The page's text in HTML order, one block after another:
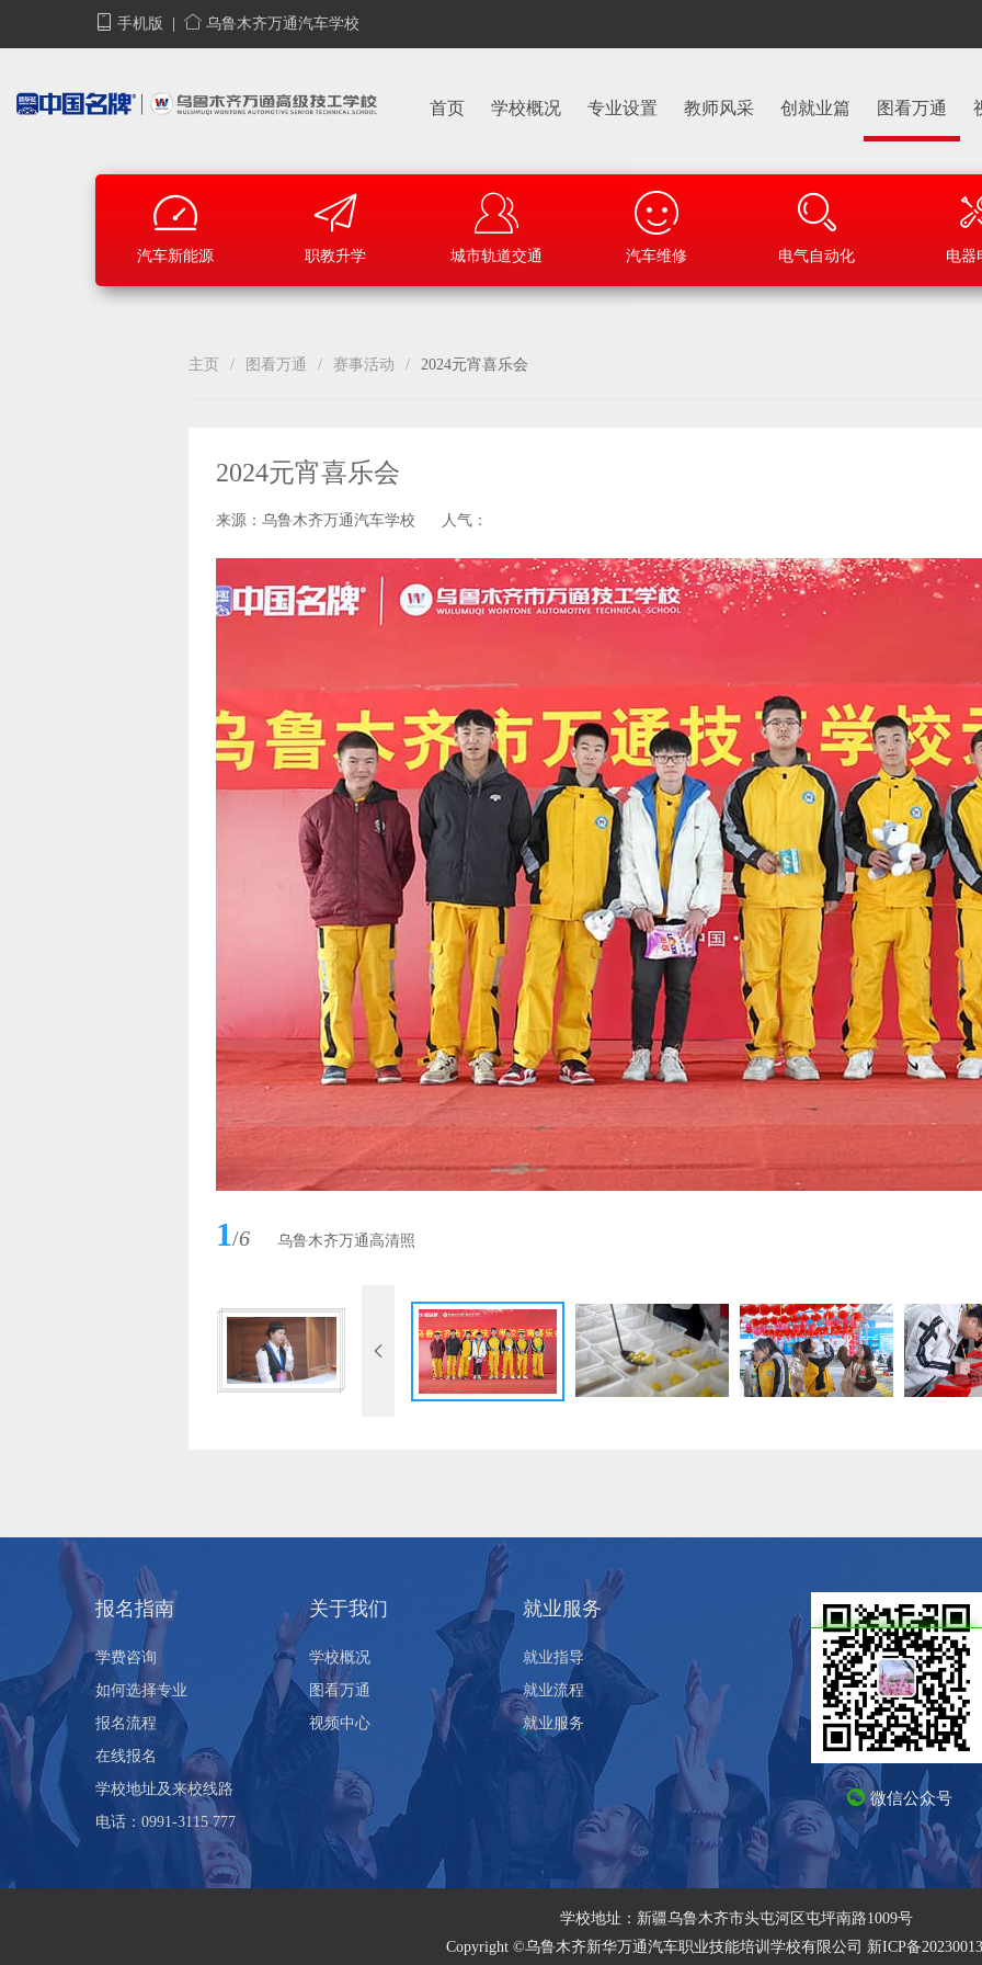
手机版 乌鲁木齐万通汽车学校
首页 学校概况 专业设置 教师风采 创就业篇 图看万通
汽车新能源 职教升学 城市轨道交通 汽车维修 电气自动化 电器
主页 / 图看万通 / 赛事活动 / 2024元宵喜乐会
2024元宵喜乐会
来源：乌鲁木齐万通汽车学校 人气：
1/6 乌鲁木齐万通高清照
报名指南
学费咨询
如何选择专业
报名流程
在线报名
学校地址及来校线路
电话：0991-3115 777
关于我们
学校概况
图看万通
视频中心
就业服务
就业指导
就业流程
就业服务
微信公众号
学校地址：新疆乌鲁木齐市头屯河区屯坪南路1009号
Copyright ©乌鲁木齐新华万通汽车职业技能培训学校有限公司 新ICP备